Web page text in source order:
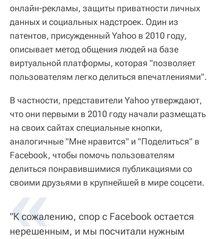
онлайн-рекламы, защиты приватности личных
данных и социальных надстроек. Один из
патентов, присужденный Yahoo в 2010 году,
описывает метод общения людей на базе
виртуальной платформы, которая "позволяет
пользователям легко делиться впечатлениями".
В частности, представители Yahoo утверждают,
что они первыми в 2010 году начали размещать
на своих сайтах специальные кнопки,
аналогичные "Мне нравится" и "Поделиться" в
Facebook, чтобы помочь пользователям
делиться понравившимися публикациями со
своими друзьями в крупнейшей в мире соцсети.
"К сожалению, спор с Facebook остается
нерешенным, и мы посчитали нужным